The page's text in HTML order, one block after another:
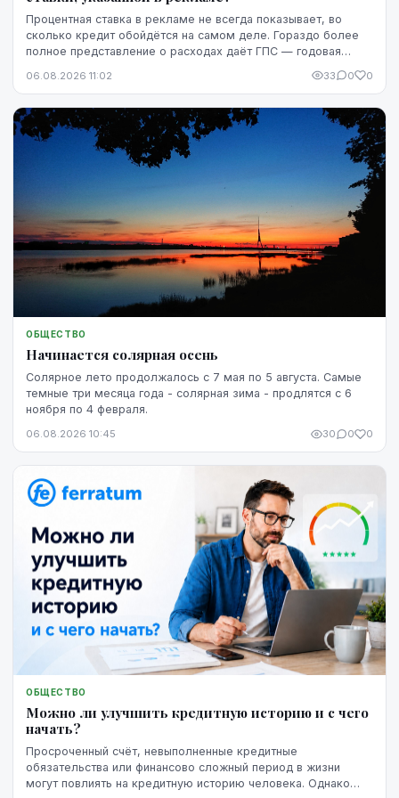
Процентная ставка в рекламе не всегда показывает, во
сколько кредит обойдётся на самом деле. Гораздо более
полное представление о расходах даёт ГПС — годовая
06.08.2026 11:02 33 0 0
ОБЩЕСТВО
Начинается солярная осень
Солярное лето продолжалось с 7 мая по 5 августа. Самые
темные три месяца года - солярная зима - продлятся с 6
ноября по 4 февраля.
06.08.2026 10:45 30 0 0
ОБЩЕСТВО
Можно ли улучшить кредитную историю и с чего
начать?
Просроченный счёт, невыполненные кредитные
обязательства или финансово сложный период в жизни
могут повлиять на кредитную историю человека. Однако